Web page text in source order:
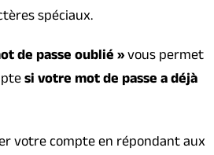
spéciaux.
de passe oublié » vous permet
si votre mot de passe a déjà
votre compte en répondant aux